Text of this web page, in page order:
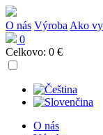
O nás Výroba Ako
0
Celkovo: 0 €
O nás